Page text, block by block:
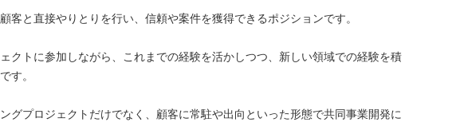
客と直接やりとりを行い、信頼や案件を獲得できるポジションです。
クトに参加しながら、これまでの経験を活かしつつ、新しい領域での経験を積
す。
グプロジェクトだけでなく、顧客に常駐や出向といった形態で共同事業開発に